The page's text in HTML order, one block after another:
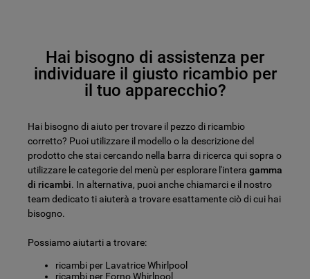
Hai bisogno di assistenza per
individuare il giusto ricambio per
il tuo apparecchio?
Hai bisogno di aiuto per trovare il pezzo di ricambio
corretto? Puoi utilizzare il modello o la descrizione del
prodotto che stai cercando nella barra di ricerca qui sopra o
utilizzare le categorie del menù per esplorare l'intera gamma
di ricambi. In alternativa, puoi anche chiamarci e il nostro
team dedicato ti aiuterà a trovare esattamente ciò di cui hai
bisogno.
Possiamo aiutarti a trovare:
ricambi per Lavatrice Whirlpool
ricambi per Forno Whirlpool